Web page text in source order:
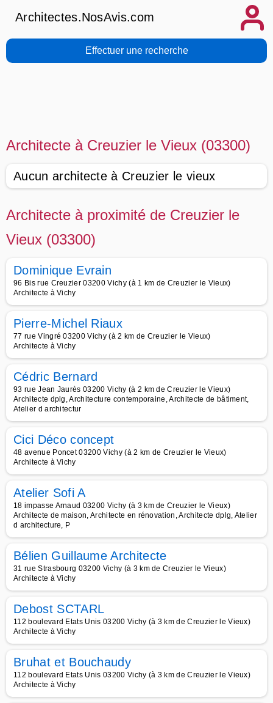
Architectes.NosAvis.com
Effectuer une recherche
Architecte à Creuzier le Vieux (03300)
Aucun architecte à Creuzier le vieux
Architecte à proximité de Creuzier le
Vieux (03300)
Dominique Evrain
96 Bis rue Creuzier 03200 Vichy (à 1 km de Creuzier le Vieux)
Architecte à Vichy
Pierre-Michel Riaux
77 rue Vingré 03200 Vichy (à 2 km de Creuzier le Vieux)
Architecte à Vichy
Cédric Bernard
93 rue Jean Jaurès 03200 Vichy (à 2 km de Creuzier le Vieux)
Architecte dplg, Architecture contemporaine, Architecte de bâtiment,
Atelier d architectur
Cici Déco concept
48 avenue Poncet 03200 Vichy (à 2 km de Creuzier le Vieux)
Architecte à Vichy
Atelier Sofi A
18 impasse Arnaud 03200 Vichy (à 3 km de Creuzier le Vieux)
Architecte de maison, Architecte en rénovation, Architecte dplg, Atelier
d architecture, P
Bélien Guillaume Architecte
31 rue Strasbourg 03200 Vichy (à 3 km de Creuzier le Vieux)
Architecte à Vichy
Debost SCTARL
112 boulevard Etats Unis 03200 Vichy (à 3 km de Creuzier le Vieux)
Architecte à Vichy
Bruhat et Bouchaudy
112 boulevard Etats Unis 03200 Vichy (à 3 km de Creuzier le Vieux)
Architecte à Vichy